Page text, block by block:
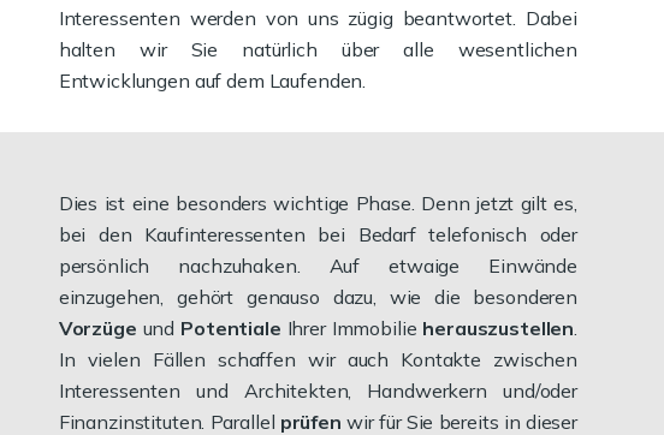
Interessenten werden von uns zügig beantwortet. Dabei
halten wir Sie natürlich über alle wesentlichen
Entwicklungen auf dem Laufenden.
Dies ist eine besonders wichtige Phase. Denn jetzt gilt es,
bei den Kaufinteressenten bei Bedarf telefonisch oder
persönlich nachzuhaken. Auf etwaige Einwände
einzugehen, gehört genauso dazu, wie die besonderen
Vorzüge und Potentiale Ihrer Immobilie herauszustellen.
In vielen Fällen schaffen wir auch Kontakte zwischen
Interessenten und Architekten, Handwerkern und/oder
Finanzinstituten. Parallel prüfen wir für Sie bereits in dieser